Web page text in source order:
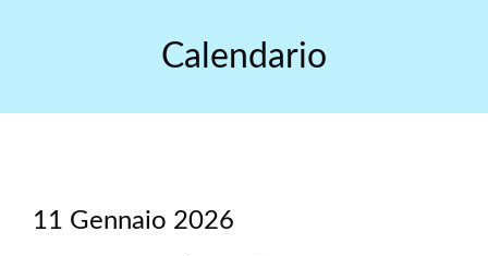
Calendario
11 Gennaio 2026